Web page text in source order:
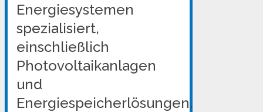
Energiesystemen
spezialisiert,
einschließlich
Photovoltaikanlagen
und
Energiespeicherlösungen.